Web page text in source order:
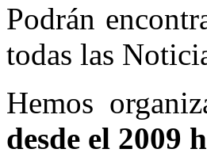
Podrán
todas las
Hemos
desde el 2009